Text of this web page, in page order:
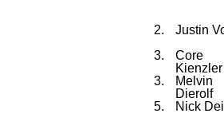
2.
Justin
3.
Core
Kienzler
3.
Melvin
Dierolf
5.
Nick